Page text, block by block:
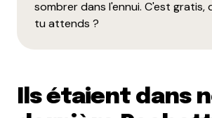
sombrer dans l'ennui. C'est gratis,
tu attends ?
Ils étaient dans